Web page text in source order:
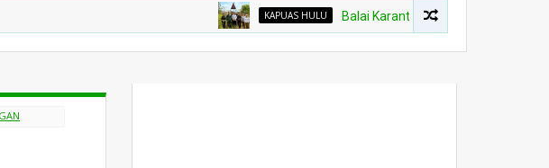
KAPUAS HULU Balai Karantina Kalbar Tinjau Jalur Tidak